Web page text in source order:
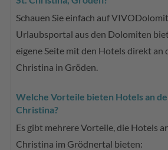
Schauen Sie einfach auf
Urlaubsportal aus den Dolomiten
eigene Seite mit den Hotels direkt an
Christina in Gröden.
Welche Vorteile bieten Hotels an
Christina?
Es gibt mehrere Vorteile, die Hotels
Christina im Grödnertal bieten: